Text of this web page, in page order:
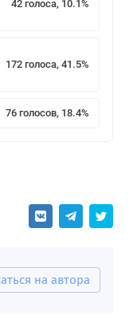
42 голоса, 10.1%
172 голоса, 41.5%
76 голосов, 18.4%
на автора